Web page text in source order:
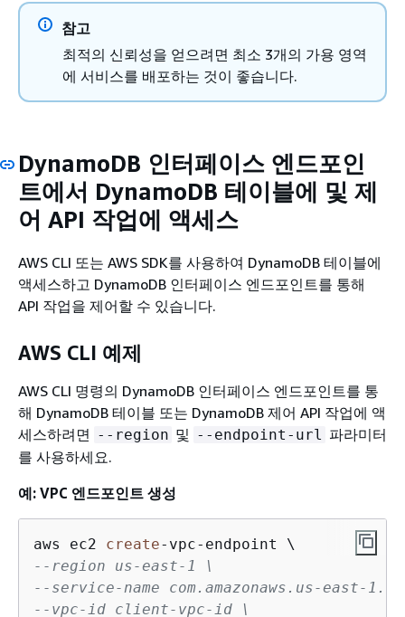
참고
최적의 신뢰성을 얻으려면 최소 3개의 가용 영역
에 서비스를 배포하는 것이 좋습니다.
DynamoDB 인터페이스 엔드포인
트에서 DynamoDB 테이블에 및 제
어 API 작업에 액세스
AWS CLI 또는 AWS SDK를 사용하여 DynamoDB 테이블에
액세스하고 DynamoDB 인터페이스 엔드포인트를 통해
API 작업을 제어할 수 있습니다.
AWS CLI 예제
AWS CLI 명령의 DynamoDB 인터페이스 엔드포인트를 통
해 DynamoDB 테이블 또는 DynamoDB 제어 API 작업에 액
세스하려면 --region 및 --endpoint-url
파라미터
를 사용하세요.
예: VPC 엔드포인트 생성
aws ec2 create- vpc-
--region us-east-1 \
--service-name com.amazonaws.us-east-
--vpc-id client-vpc-id \